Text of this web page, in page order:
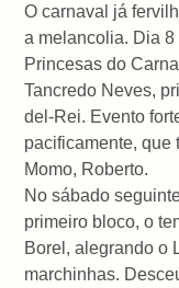
O carnaval já
a melancolia. Dia
Princesas do
Tancredo Neves,
del-Rei. Evento
pacificamente, que
Momo, Roberto.
No sábado
primeiro bloco, o
Borel, alegrando o
marchinhas.